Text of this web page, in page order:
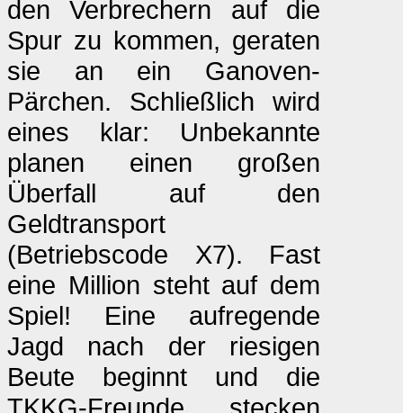
den Verbrechern auf die
Spur zu kommen, geraten
sie an ein Ganoven-
Pärchen. Schließlich wird
eines klar: Unbekannte
planen einen großen
Überfall auf den
Geldtransport
(Betriebscode X7). Fast
eine Million steht auf dem
Spiel! Eine aufregende
Jagd nach der riesigen
Beute beginnt und die